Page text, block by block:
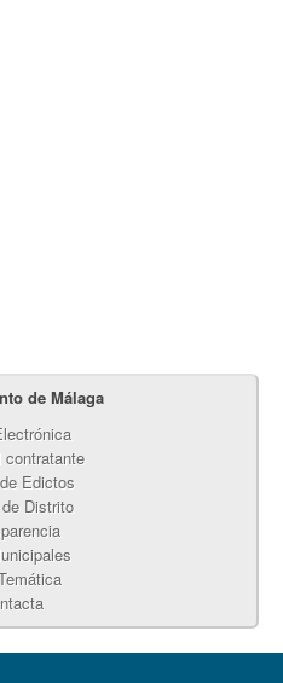
de Málaga
contratante
Edictos
Distrito